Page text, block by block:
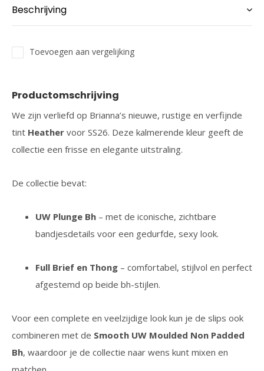
Beschrijving
Toevoegen aan vergelijking
Productomschrijving
We zijn verliefd op Brianna’s nieuwe, rustige en verfijnde
tint Heather voor SS26. Deze kalmerende kleur geeft de
collectie een frisse en elegante uitstraling.
De collectie bevat:
UW Plunge Bh – met de iconische, zichtbare
bandjesdetails voor een gedurfde, sexy look.
Full Brief en Thong – comfortabel, stijlvol en perfect
afgestemd op beide bh-stijlen.
Voor een complete en veelzijdige look kun je de slips ook
combineren met de Smooth UW Moulded Non Padded
Bh, waardoor je de collectie naar wens kunt mixen en